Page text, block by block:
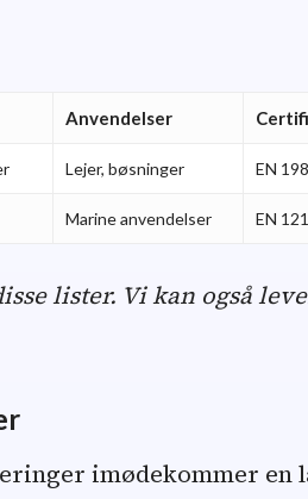
Anvendelser
Lejer, bøsninger EN
Marine anvendelser EN
lister. Vi kan også
imødekommer en